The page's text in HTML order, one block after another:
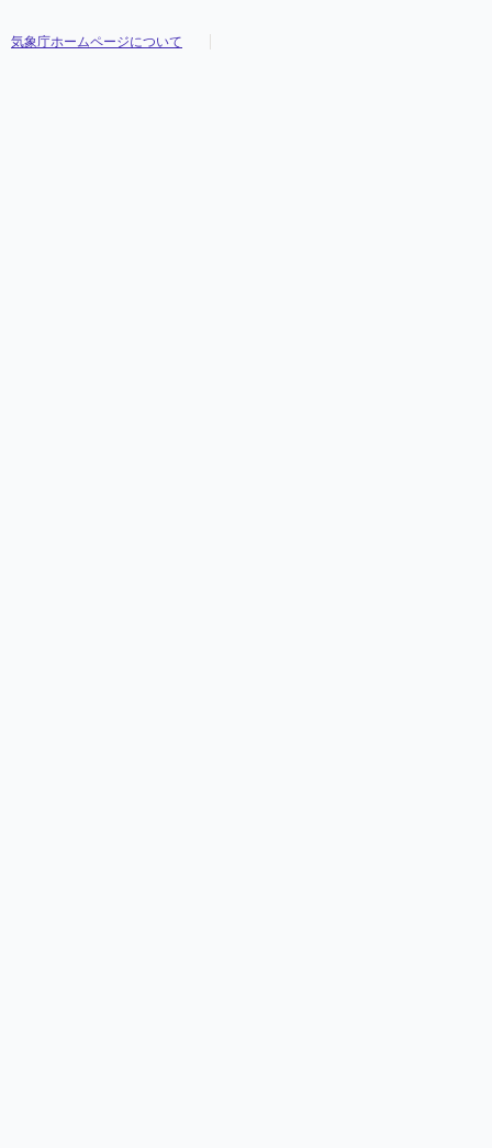
気象庁ホームページについて